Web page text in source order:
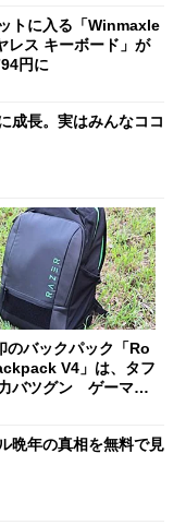
トに入る「Winmaxle
レス キーボード」が
円に
成長。実はみんなココ
のバックパック「Ro
V4」は、タフ
バツグン ゲーマー
晩年の真相を無料で見